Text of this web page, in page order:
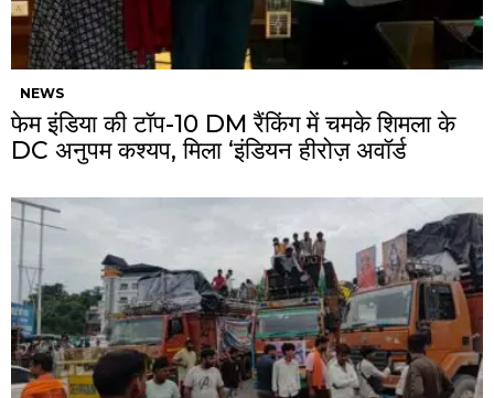
NEWS
फेम इंडिया की टॉप-10 DM रैंकिंग में चमके शिमला के
DC अनुपम कश्यप, मिला ‘इंडियन हीरोज़ अवॉर्ड